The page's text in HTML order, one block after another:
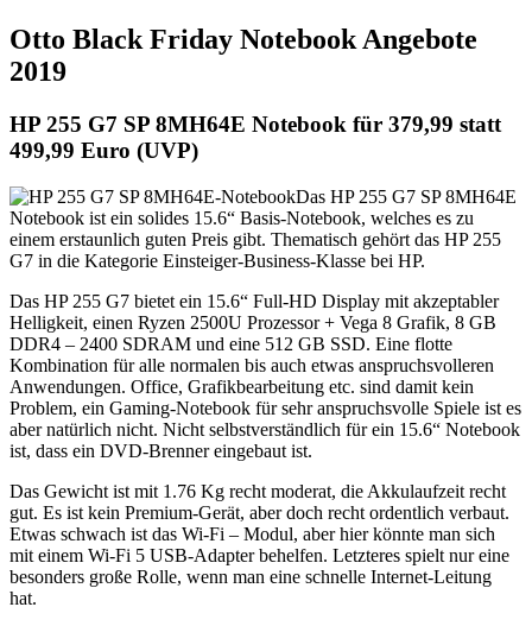
Otto Black Friday Notebook Angebote
2019
HP 255 G7 SP 8MH64E Notebook für 379,99 statt
499,99 Euro (UVP)
Das HP 255 G7 SP 8MH64E
Notebook ist ein solides 15.6“ Basis-Notebook, welches es zu
einem erstaunlich guten Preis gibt. Thematisch gehört das HP 255
G7 in die Kategorie Einsteiger-Business-Klasse bei HP.
Das HP 255 G7 bietet ein 15.6“ Full-HD Display mit akzeptabler
Helligkeit, einen Ryzen 2500U Prozessor + Vega 8 Grafik, 8 GB
DDR4 – 2400 SDRAM und eine 512 GB SSD. Eine flotte
Kombination für alle normalen bis auch etwas anspruchsvolleren
Anwendungen. Office, Grafikbearbeitung etc. sind damit kein
Problem, ein Gaming-Notebook für sehr anspruchsvolle Spiele ist es
aber natürlich nicht. Nicht selbstverständlich für ein 15.6“ Notebook
ist, dass ein DVD-Brenner eingebaut ist.
Das Gewicht ist mit 1.76 Kg recht moderat, die Akkulaufzeit recht
gut. Es ist kein Premium-Gerät, aber doch recht ordentlich verbaut.
Etwas schwach ist das Wi-Fi – Modul, aber hier könnte man sich
mit einem Wi-Fi 5 USB-Adapter behelfen. Letzteres spielt nur eine
besonders große Rolle, wenn man eine schnelle Internet-Leitung
hat.